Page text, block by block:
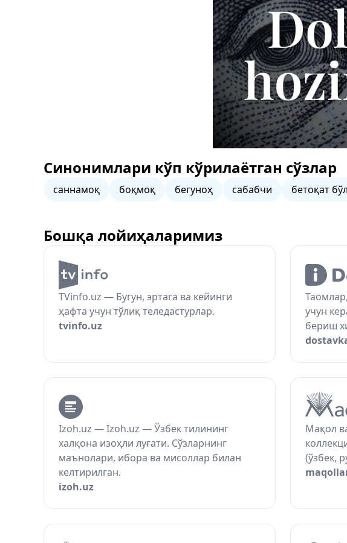
Синонимлари кўп кўрилаётган сўзлар
саннамоқ боқмоқ бегуноҳ сабабчи бетоқат
Бошқа лойиҳаларимиз
TVinfo.uz — Бугун, эртага ва кейинги
ҳафта учун тўлиқ теледастурлар.
tvinfo.uz
учун
бериш
Izoh.uz — Izoh.uz — Ўзбек тилининг
халқона изоҳли луғати. Сўзларнинг
маънолари, ибора ва мисоллар билан
келтирилган.
izoh.uz
Мақол
(ўзбек,